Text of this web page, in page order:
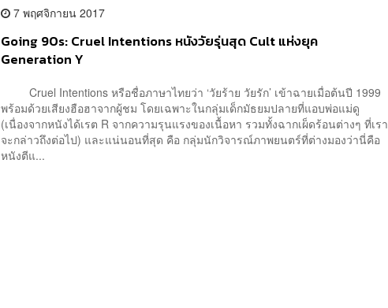
7 พฤศจิกายน 2017
Going 90s: Cruel Intentions หนังวัยรุ่นสุด Cult แห่งยุค
Generation Y
Cruel Intentions หรือชื่อภาษาไทยว่า ‘วัยร้าย วัยรัก’ เข้าฉายเมื่อต้นปี 1999
พร้อมด้วยเสียงฮือฮาจากผู้ชม โดยเฉพาะในกลุ่มเด็กมัธยมปลายที่แอบพ่อแม่ดู
(เนื่องจากหนังได้เรต R จากความรุนแรงของเนื้อหา รวมทั้งฉากเผ็ดร้อนต่างๆ ที่เรา
จะกล่าวถึงต่อไป) และแน่นอนที่สุด คือ กลุ่มนักวิจารณ์ภาพยนตร์ที่ต่างมองว่านี่คือ
หนังตีแ...